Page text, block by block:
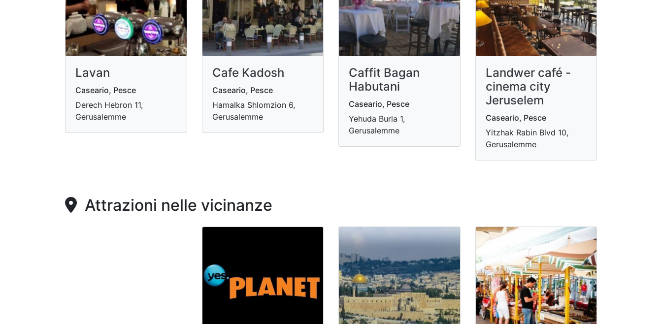
Lavan
Caseario, Pesce
Derech Hebron 11,
Gerusalemme
Cafe Kadosh
Caseario, Pesce
Hamalka Shlomzion 6,
Gerusalemme
Caffit Bagan
Habutani
Caseario, Pesce
Yehuda Burla 1,
Gerusalemme
Landwer café -
cinema city
Jeruselem
Caseario, Pesce
Yitzhak Rabin Blvd 10,
Gerusalemme
Attrazioni nelle vicinanze